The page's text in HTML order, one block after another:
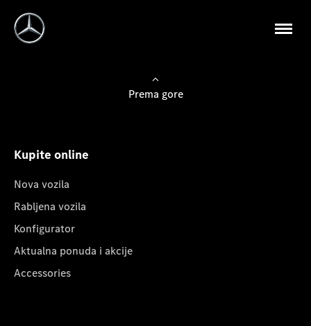
Prema gore
Kupite online
Nova vozila
Rabljena vozila
Konfigurator
Aktualna ponuda i akcije
Accessories